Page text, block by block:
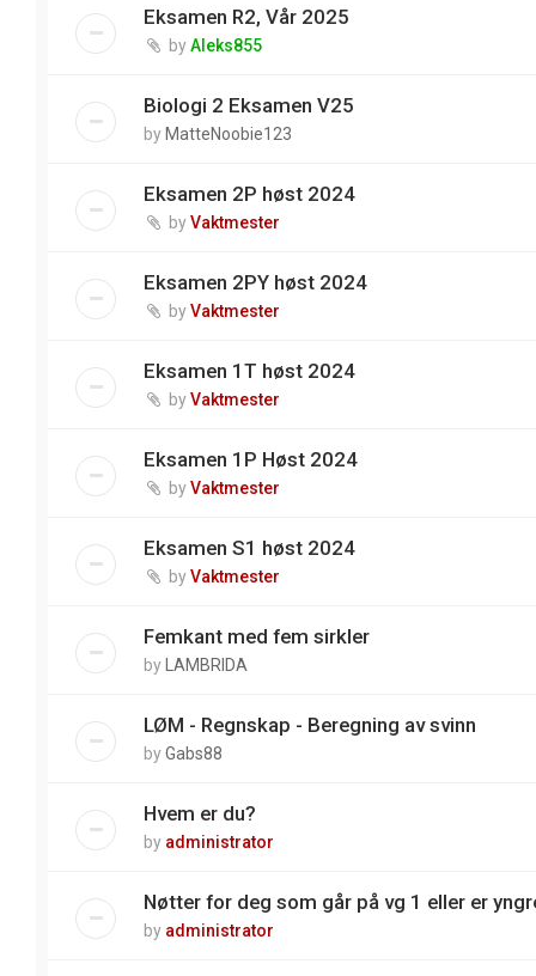
Eksamen R2, Vår 2025
byAleks855
Biologi 2 Eksamen V25
by MatteNoobie123
Eksamen 2P høst 2024
byVaktmester
Eksamen 2PY høst 2024
byVaktmester
Eksamen 1T høst 2024
byVaktmester
Eksamen 1P Høst 2024
byVaktmester
Eksamen S1 høst 2024
byVaktmester
Femkant med fem sirkler
by LAMBRIDA
LØM - Regnskap - Beregning av svinn
byGabs88
Hvem er du?
by administrator
Nøtter for deg som går på vg 1 eller er
by administrator